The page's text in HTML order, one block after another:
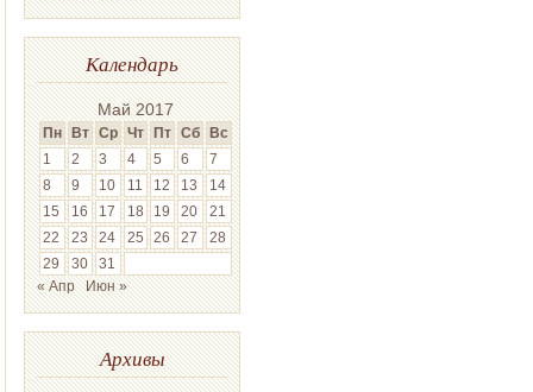
Календарь
Май 2017
Пн Вт Ср Чт Пт Сб Вс
1
2 3 4 5 6
7
8
9 10 11 12 13
14
15
16 17 18 19 20
21
22
23 24 25 26 27
28
29
30
31
« Апр
Июн »
Архивы